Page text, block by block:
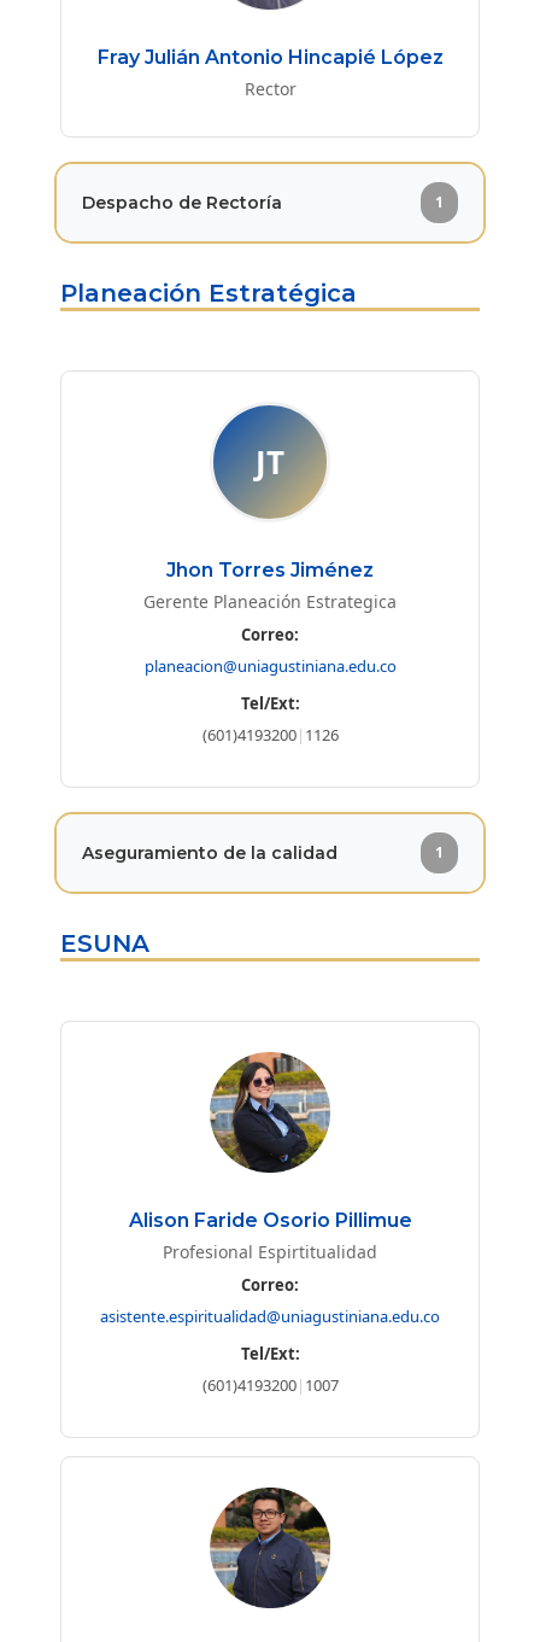
Fray Julián Antonio Hincapié López
Rector
Despacho de Rectoría 1
Planeación Estratégica
JT
Jhon Torres Jiménez
Gerente Planeación Estrategica
Correo:
planeacion@uniagustiniana.edu.co
Tel/Ext:
(601)4193200| 1126
Aseguramiento de la calidad 1
ESUNA
Alison Faride Osorio Pillimue
Profesional Espirtitualidad
Correo:
asistente.espiritualidad@uniagustiniana.edu.co
Tel/Ext:
(601)4193200| 1007